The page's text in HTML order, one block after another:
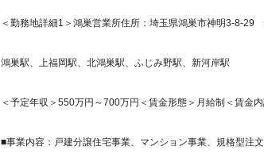
＜勤務地詳細1＞鴻巣営業所住所：埼玉県鴻巣市神明3-8-
鴻巣駅、上福岡駅、北鴻巣駅、ふじみ野駅、新河岸駅
＜予定年収＞550万円～700万円＜賃金形態＞月給制＜賃金
■事業内容：戸建分譲住宅事業、マンション事業、規格型